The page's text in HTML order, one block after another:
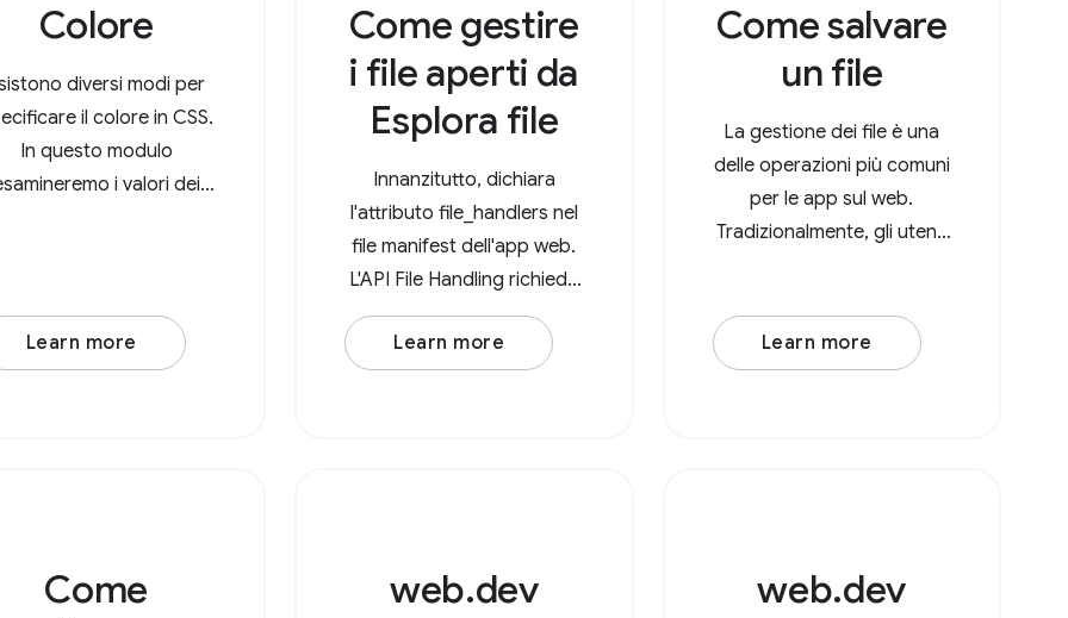
Colore
diversi modi per
il colore in CSS.
In questo modulo
i valori dei
Learn more
Come gestire
i file aperti da
Esplora file
Innanzitutto, dichiara
l'attributo file_handlers nel
file manifest dell'app web.
L'API File Handling richiede
di specificare la proprietà
action (un URL di gestione)
Learn more
Come salvare
un file
La gestione dei file è una
delle operazioni più comuni
per le app sul web.
Tradizionalmente, gli utenti
modifiche e poi scaricarlo
di nuovo, con il risultato di
Learn more
Come
web.dev web.dev